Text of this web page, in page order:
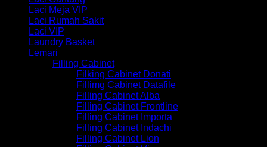
Laci Meja VIP
Laci Rumah Sakit
Laci VIP
Laundry Basket
Lemari
Filling Cabinet
Filking Cabinet Donati
Fillimg Cabinet Datafile
Filling Cabinet Alba
Filling Cabinet Frontline
Filling Cabinet Importa
Filling Cabinet Indachi
Filling Cabinet Lion